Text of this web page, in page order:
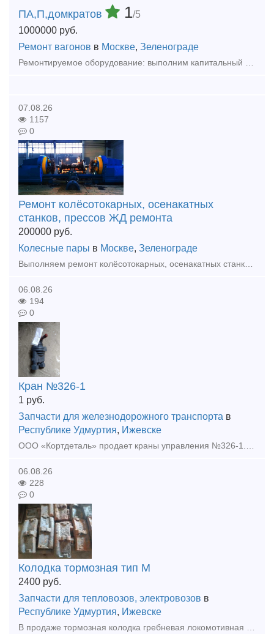
ПА,П,домкратов 1/5
1000000 руб.
Ремонт вагонов в Москве, Зеленограде
Ремонтируемое оборудование: выполним капитальный ремонт колёсотокарных (мод. КЖ1842, КЖ1843, UGB-150 ,UBB112ф3, осетокарные 1833, и колёсофрезерных КЖ-20,1836М.10 КЗТС, UBC-150, UBC-130, UBC-125 с Ч
07.08.26
1157
0
Ремонт колёсотокарных, осенакатных
станков, прессов ЖД ремонта
200000 руб.
Колесные пары в Москве, Зеленограде
Выполняем ремонт колёсотокарных, осенакатных станков, прессовое , гидравлическое оборудование для формирования, распрессовки и запрессовки колесных пар железнодорожного подвижного состава (грузовых и
06.08.26
194
0
Кран №326-1
1 руб.
Запчасти для железнодорожного транспорта в
Республике Удмуртия, Ижевске
ООО «Кортдеталь» продает краны управления №326-1. Цена с НДС. Организуем доставку из Ижевска.
06.08.26
228
0
Колодка тормозная тип М
2400 руб.
Запчасти для тепловозов, электровозов в
Республике Удмуртия, Ижевске
В продаже тормозная колодка гребневая локомотивная тип М (ТЭМ1.40.60.024, 44-5287-0.00.00-СБ, ГОСТ 30249-97). Цена с НДС. Доставка.